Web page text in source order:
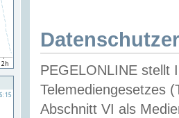
PEGELONLINE stellt
Telemediengesetzes
Abschnitt VI als